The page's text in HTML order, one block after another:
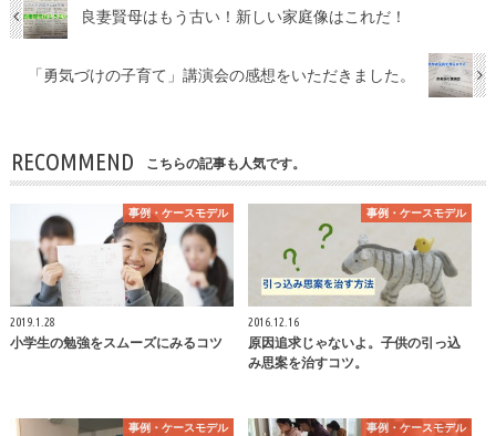
良妻賢母はもう古い！新しい家庭像はこれだ！
「勇気づけの子育て」講演会の感想をいただきました。
RECOMMEND こちらの記事も人気です。
事例・ケースモデル
2019.1.28
小学生の勉強をスムーズにみるコツ
事例・ケースモデル
2016.12.16
原因追求じゃないよ。子供の引っ込
み思案を治すコツ。
事例・ケースモデル 事例・ケースモデル